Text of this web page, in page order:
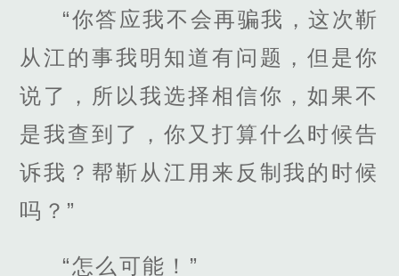
“你答应我不会再骗我，这次靳
从江的事我明知道有问题，但是你
说了，所以我选择相信你，如果不
是我查到了，你又打算什么时候告
诉我？帮靳从江用来反制我的时候
吗？”
“怎么可能！”